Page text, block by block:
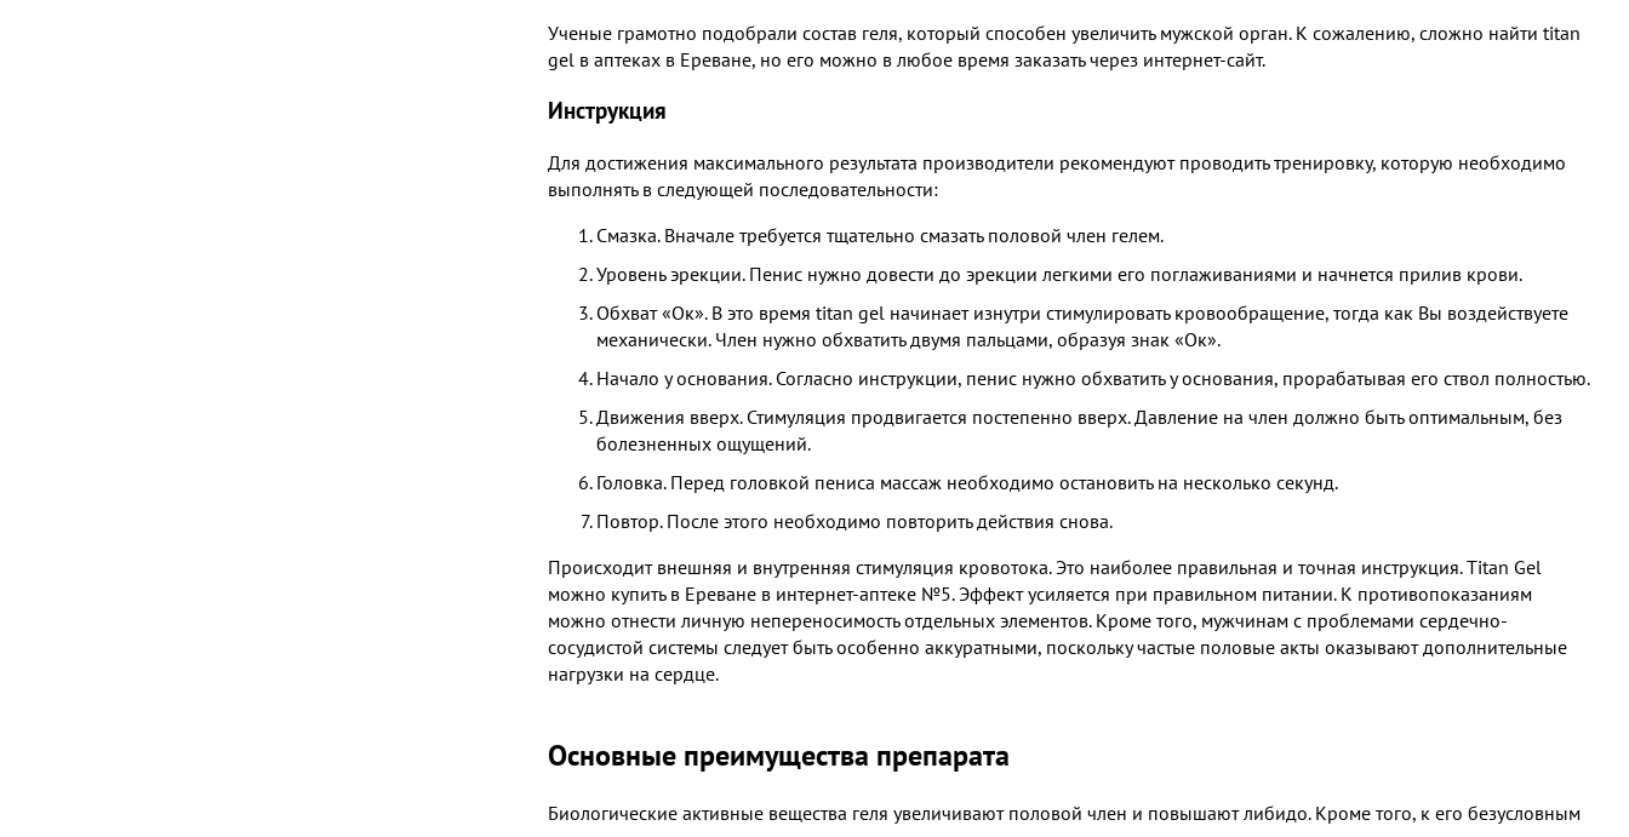
Ученые грамотно подобрали состав геля, который способен увеличить мужской орган. К сожалению, сложно найти titan
gel в аптеках в Ереване, но его можно в любое время заказать через интернет-сайт.
Инструкция
Для достижения максимального результата производители рекомендуют проводить тренировку, которую необходимо
выполнять в следующей последовательности:
Смазка. Вначале требуется тщательно смазать половой член гелем.
Уровень эрекции. Пенис нужно довести до эрекции легкими его поглаживаниями и начнется прилив крови.
Обхват «Ок». В это время titan gel начинает изнутри стимулировать кровообращение, тогда как Вы воздействуете
механически. Член нужно обхватить двумя пальцами, образуя знак «Ок».
Начало у основания. Согласно инструкции, пенис нужно обхватить у основания, прорабатывая его ствол полностью.
Движения вверх. Стимуляция продвигается постепенно вверх. Давление на член должно быть оптимальным, без
болезненных ощущений.
Головка. Перед головкой пениса массаж необходимо остановить на несколько секунд.
Повтор. После этого необходимо повторить действия снова.
Происходит внешняя и внутренняя стимуляция кровотока. Это наиболее правильная и точная инструкция. Тitan Gel
можно купить в Ереване в интернет-аптеке №5. Эффект усиляется при правильном питании. К противопоказаниям
можно отнести личную непереносимость отдельных элементов. Кроме того, мужчинам с проблемами сердечно-
сосудистой системы следует быть особенно аккуратными, поскольку частые половые акты оказывают дополнительные
нагрузки на сердце.
Основные преимущества препарата
Биологические активные вещества геля увеличивают половой член и повышают либидо. Кроме того, к его безусловным